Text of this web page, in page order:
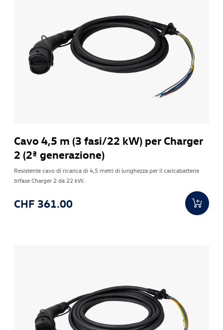
Cavo 4,5 m (3 fasi/22 kW) per Charger
2 (2ª generazione)
Resistente cavo di ricarica di 4,5 metri di lunghezza per il caricabatterie
trifase Charger 2 da 22 kW.
CHF 361.00